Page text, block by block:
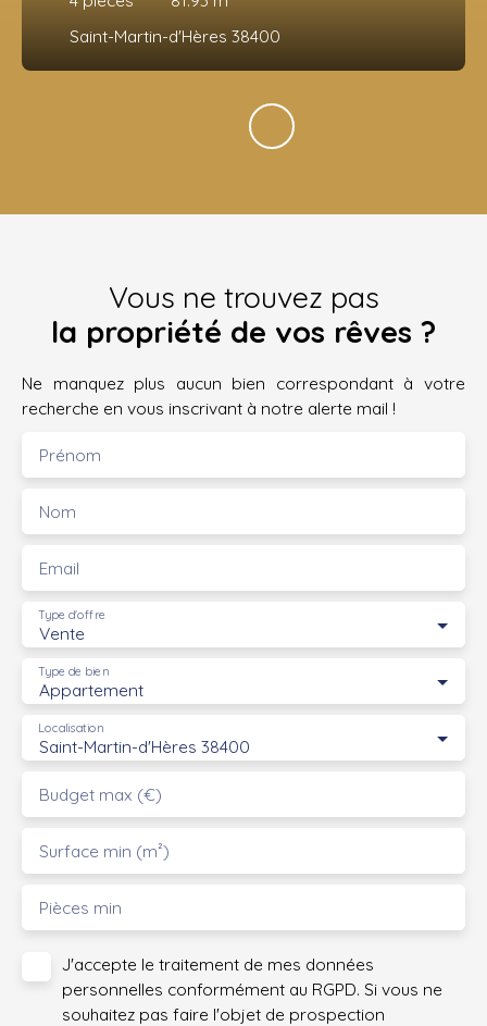
Saint-Martin-d'Hères 38400
Vous ne trouvez pas
la propriété de vos rêves ?
Ne manquez plus aucun bien correspondant à votre
recherche en vous inscrivant à notre alerte mail !
Prénom
Nom
Email
Vente
Type d'offre
Appartement
Type de bien
Saint-Martin-d'Hères 38400
Localisation
Budget max (€)
Surface min (m²)
Pièces min
J'accepte le traitement de mes données
personnelles conformément au RGPD. Si vous ne
souhaitez pas faire l'objet de prospection